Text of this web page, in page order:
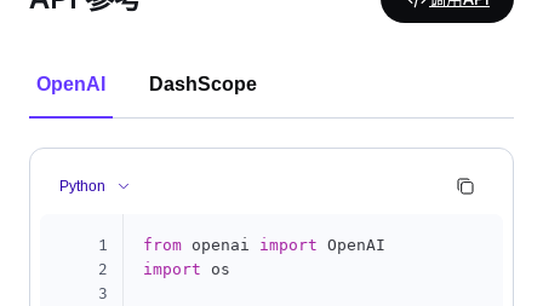
OpenAI DashScope
Python
1
2
3
from openai import
import os